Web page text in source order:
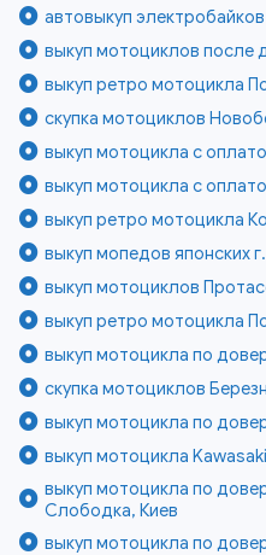
автовыкуп
выкуп мотоциклов после
выкуп ретро мотоцикла
скупка мотоциклов
выкуп мотоцикла с
выкуп мотоцикла с
выкуп ретро мотоцикла
выкуп мопедов японских
выкуп мотоциклов
выкуп ретро мотоцикла
выкуп мотоцикла по
скупка мотоциклов
выкуп мотоцикла по
выкуп мотоцикла
выкуп мотоцикла по
Слободка, Киев
выкуп мотоцикла по